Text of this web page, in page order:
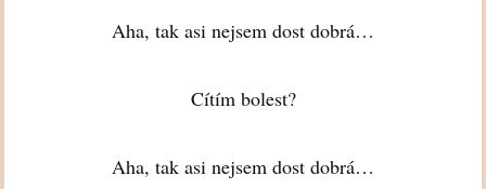
Aha, tak asi nejsem dost dobrá…
Cítím bolest?
Aha, tak asi nejsem dost dobrá…